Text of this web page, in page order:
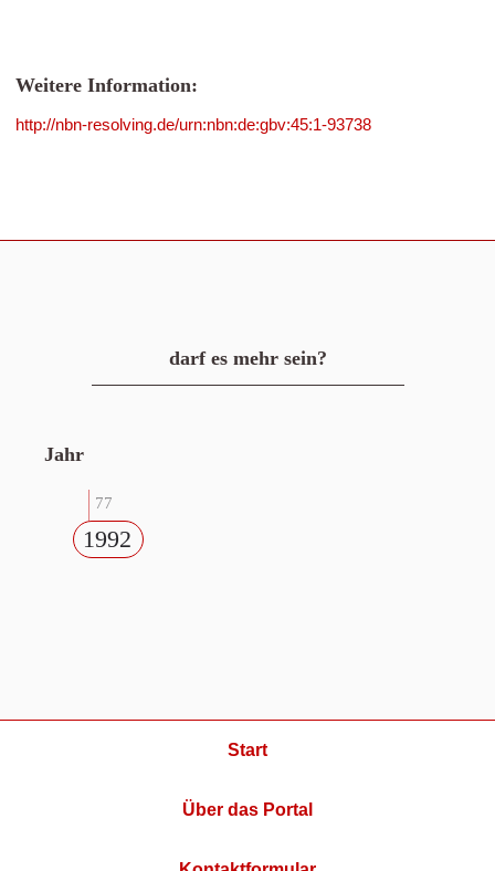
Weitere Information:
http://nbn-resolving.de/urn:nbn:de:gbv:45:1-93738
darf es mehr sein?
Jahr
77
1992
Start
Über das Portal